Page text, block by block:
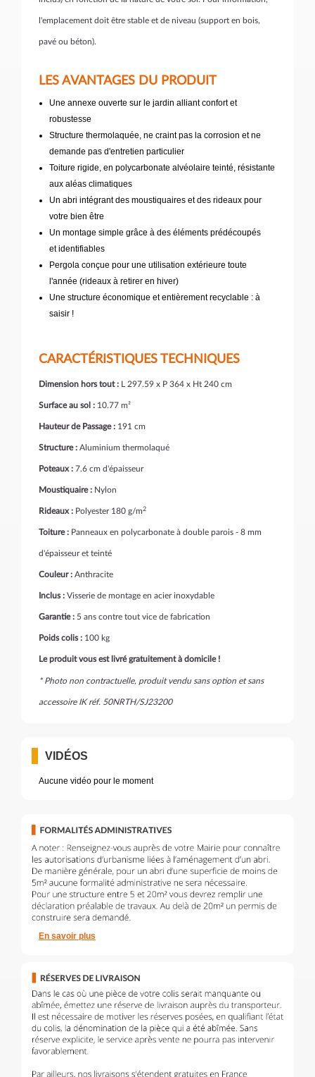
l'emplacement doit être stable et de niveau (support en bois,
pavé ou béton).
LES AVANTAGES DU PRODUIT
Une annexe ouverte sur le jardin alliant confort et
robustesse
Structure thermolaquée, ne craint pas la corrosion et ne
demande pas d'entretien particulier
Toiture rigide, en polycarbonate alvéolaire teinté, résistante
aux aléas climatiques
Un abri intégrant des moustiquaires et des rideaux pour
votre bien être
Un montage simple grâce à des éléments prédécoupés
et identifiables
Pergola conçue pour une utilisation extérieure toute
l'année (rideaux à retirer en hiver)
Une structure économique et entièrement recyclable : à
saisir !
CARACTÉRISTIQUES TECHNIQUES
Dimension hors tout : L 297.59 x P 364 x Ht 240 cm
Surface au sol : 10.77 m²
Hauteur de Passage : 191 cm
Structure : Aluminium thermolaqué
Poteaux : 7.6 cm d'épaisseur
Moustiquaire : Nylon
Rideaux : Polyester 180 g/m2
Toiture : Panneaux en polycarbonate à double parois - 8 mm
d'épaisseur et teinté
Couleur : Anthracite
Inclus : Visserie de montage en acier inoxydable
Garantie : 5 ans contre tout vice de fabrication
Poids colis : 100 kg
Le produit vous est livré gratuitement à domicile !
* Photo non contractuelle, produit vendu sans option et sans
accessoire IK réf. 50NRTH/SJ23200
VIDÉOS
Aucune vidéo pour le moment
En savoir plus